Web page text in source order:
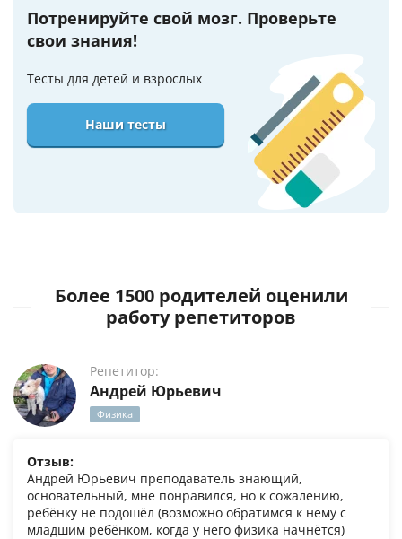
Потренируйте свой мозг. Проверьте
свои знания!
Тесты для детей и взрослых
Наши тесты
Более 1500 родителей оценили
работу репетиторов
Репетитор:
Андрей Юрьевич
Физика
Отзыв:
Андрей Юрьевич преподаватель знающий,
основательный, мне понравился, но к сожалению,
ребёнку не подошёл (возможно обратимся к нему с
младшим ребёнком, когда у него физика начнётся)